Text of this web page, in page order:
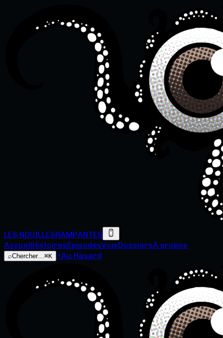
LES NOUILLESRAMPANTES
AccueilHistoiresÉpisodesVoixDossiersÀ propos
⌕Chercher…⌘K ⚡Au Hasard